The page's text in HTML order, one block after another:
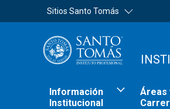
Sitios Santo Tomás
Información
Institucional
Áreas